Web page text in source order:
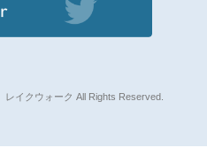
イクウォーク All Rights Reserved.